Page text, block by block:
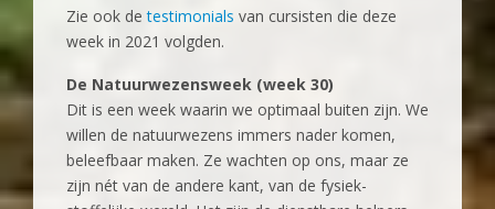
Zie ook detestimonials van cursisten die deze
week in 2021 volgden.
De Natuurwezensweek (week 30)
Dit is een week waarin we optimaal buiten zijn. We
willen de natuurwezens immers nader komen,
beleefbaar maken. Ze wachten op ons, maar ze
zijn nét van de andere kant, van de fysiek-